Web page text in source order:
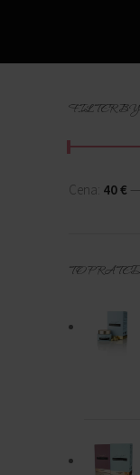
FILTER BY
Cena: 40 € —
TOP